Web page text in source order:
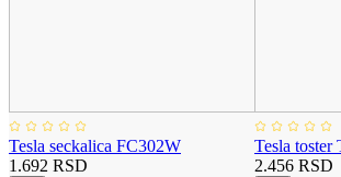
Tesla seckalica FC302W
1.692 RSD
Tesla
2.456 RSD